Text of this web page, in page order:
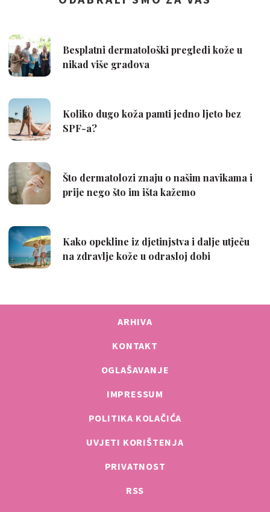
ARHIVA
KONTAKT
OGLAŠAVANJE
IMPRESSUM
POLITIKA KOLAČIĆA
UVJETI KORIŠTENJA
PRIVATNOST
RSS